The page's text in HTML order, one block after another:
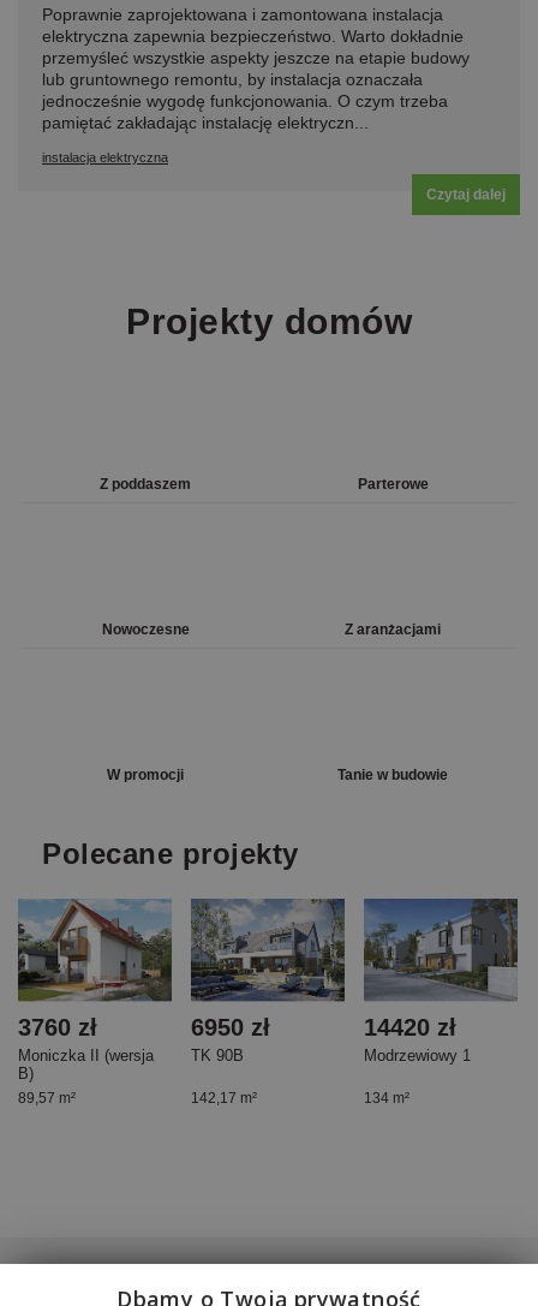
Poprawnie zaprojektowana i zamontowana instalacja
elektryczna zapewnia bezpieczeństwo. Warto dokładnie
przemyśleć wszystkie aspekty jeszcze na etapie budowy
lub gruntownego remontu, by instalacja oznaczała
jednocześnie wygodę funkcjonowania. O czym trzeba
pamiętać zakładając instalację elektryczn...
instalacja elektryczna
Czytaj dalej
Projekty domów
Z poddaszem Parterowe
Nowoczesne Z aranżacjami
W promocji Tanie w budowie
Polecane projekty
Moniczka II (wersja
B)
89,57 m²
3760 zł
TK 90B
142,17 m²
6950 zł
Modrzewiowy 1
134 m²
14420 zł
Dbamy o Twoją prywatność